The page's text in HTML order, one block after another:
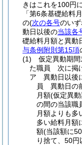
きはこれを100円
「第6条基礎給料
の(次の各号のい
動日以後の当該各
礎給料月額と異動
与条例附則第15項
(1)
仮定異動期
た職員 次に掲
ア
異動日以後
員 異動日の
月額(仮定異
の間の当該職
月額よりも多
多い給料月額
額(当該額に
り捨て、50円